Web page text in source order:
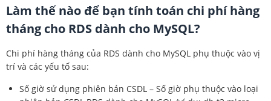
Làm thế nào để bạn tính toán chi phí hàng
tháng cho RDS dành cho MySQL?
Chi phí hàng tháng của RDS dành cho MySQL phụ thuộc vào vị
trí và các yếu tố sau:
Số giờ sử dụng phiên bản CSDL – Số giờ phụ thuộc vào loại